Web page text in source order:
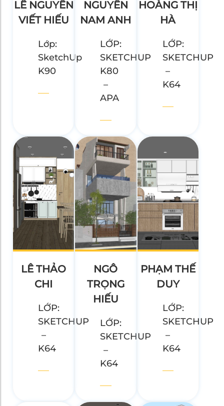
LÊ NGUYỄN
VIẾT HIẾU
Lớp:
SketchUp
K90
NGUYỄN
NAM ANH
LỚP:
SKETCHUP
K80
–
APA
HOÀNG THỊ
HÀ
LỚP:
SKETCHUP
–
K64
LÊ THẢO
CHI
LỚP:
SKETCHUP
–
K64
NGÔ
TRỌNG
HIẾU
LỚP:
SKETCHUP
–
K64
PHẠM THẾ
DUY
LỚP:
SKETCHUP
–
K64